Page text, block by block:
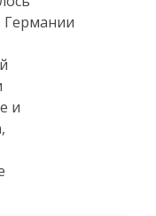
Германии
и